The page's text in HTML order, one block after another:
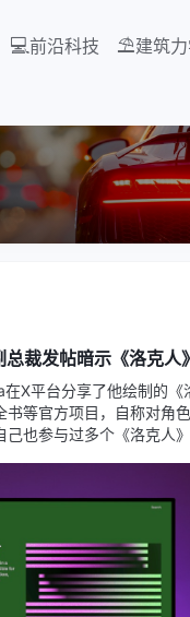
💻前沿科技 ⛱️建筑
裁发帖暗示《洛克人
X平台分享了他绘制的《
书等官方项目，自称对角
也参与过多个《洛克人